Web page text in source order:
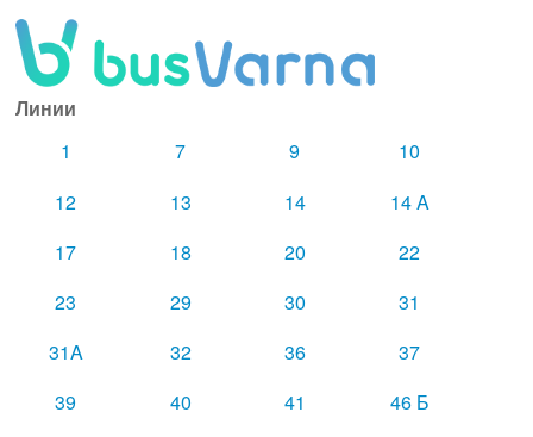
Линии
1
7 9
10
12
13 14
14 A
17
18 20
22
23
29 30
31
31A
32 36
37
39
40 41
46 Б